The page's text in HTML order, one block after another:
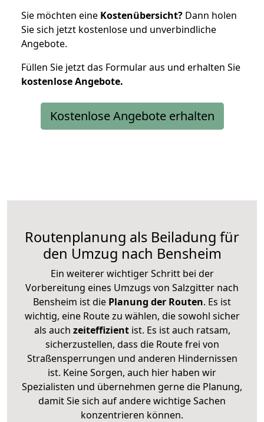
Sie möchten eine Kostenübersicht? Dann holen
Sie sich jetzt kostenlose und unverbindliche
Angebote.
Füllen Sie jetzt das Formular aus und erhalten Sie
kostenloseAngebote.
Kostenlose Angebote erhalten
Routenplanung als Beiladung für
den Umzug nach Bensheim
Ein weiterer wichtiger Schritt bei der
Vorbereitung eines Umzugs von Salzgitter nach
Bensheim ist die Planung der Routen. Es ist
wichtig, eine Route zu wählen, die sowohl sicher
als auch zeiteffizientist. Es ist auch ratsam,
sicherzustellen, dass die Route frei von
Straßensperrungen und anderen Hindernissen
ist. Keine Sorgen, auch hier haben wir
Spezialisten und übernehmen gerne die Planung,
damit Sie sich auf andere wichtige Sachen
konzentrieren können.